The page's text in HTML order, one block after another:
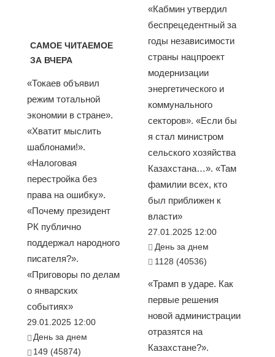
САМОЕ ЧИТАЕМОЕ
ЗА ВЧЕРА
«Токаев объявил
режим тотальной
экономии в стране».
«Хватит мыслить
шаблонами!».
«Налоговая
перестройка без
права на ошибку».
«Почему президент
РК публично
поддержал народного
писателя?».
«Приговоры по делам
о январских
событиях»
29.01.2025 12:00
День за днем
149 (45874)
«Кабмин утвердил
беспрецедентный за
годы независимости
страны нацпроект
модернизации
энергетического и
коммунального
секторов». «Если бы
я стал министром
сельского хозяйства
Казахстана…». «Там
фамилии всех, кто
был приближен к
власти»
27.01.2025 12:00
День за днем
1128 (40536)
«Трамп в ударе. Как
первые решения
новой администрации
отразятся на
Казахстане?».